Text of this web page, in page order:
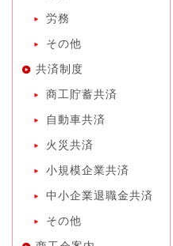
労務
その他
共済制度
商工貯蓄共済
自動車共済
火災共済
小規模企業共済
中小企業退職金共済
その他